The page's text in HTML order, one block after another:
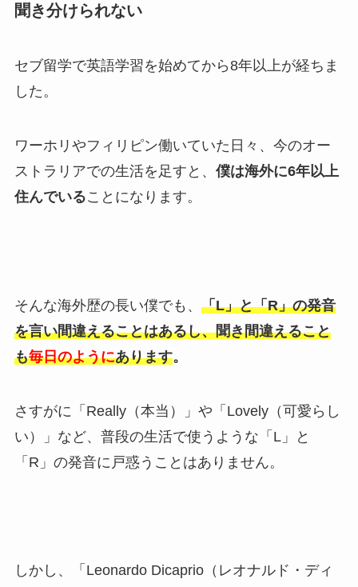
聞き分けられない
セブ留学で英語学習を始めてから8年以上が経ちま
した。
ワーホリやフィリピン働いていた日々、今のオー
ストラリアでの生活を足すと、 僕は海外に6年以上
住んでいることになります。
そんな海外歴の長い僕でも、 「L」と「R」の発音
を言い間違えることはあるし、聞き間違えること
も毎日のようにあります。
さすがに「Really（本当）」や「Lovely（可愛らし
い）」など、普段の生活で使うような「L」と
「R」の発音に戸惑うことはありません。
しかし、「Leonardo Dicaprio（レオナルド・ディ